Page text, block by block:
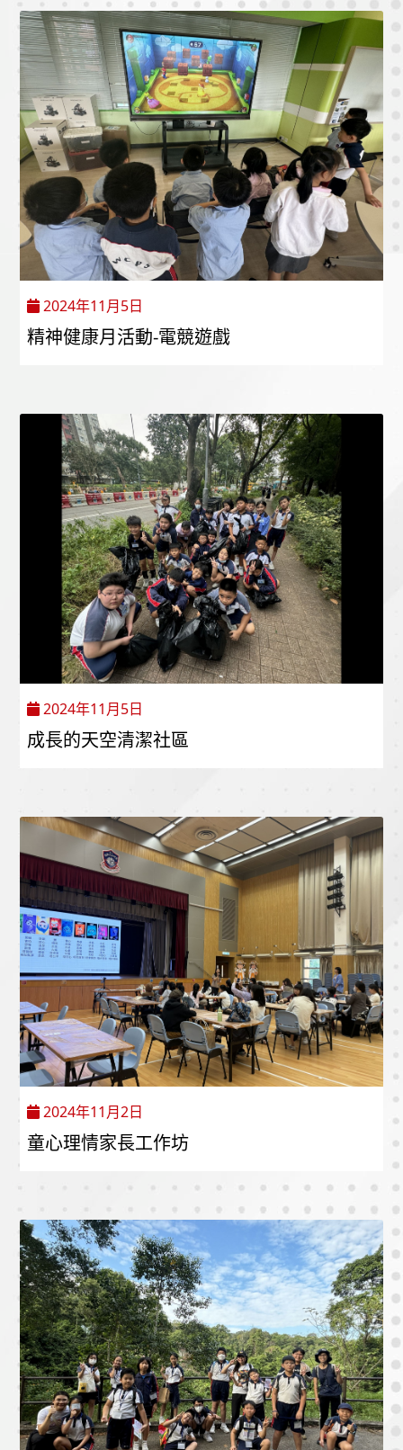
2024年11月5日
精神健康月活動-電競遊戲
2024年11月5日
成長的天空清潔社區
2024年11月2日
童心理情家長工作坊